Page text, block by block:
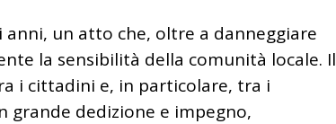
un atto che, oltre a danneggiare
la sensibilità della comunità locale. Il
i cittadini e, in particolare, tra i
grande dedizione e impegno,